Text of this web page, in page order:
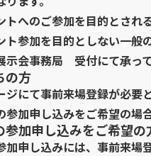
へのご参加を目的とさ
ト参加を目的としない一
示会事務局 受付にて承っ
の方
にて事前来場登録が必要
参加申し込みをご希望の場
加申し込みをご希望の
申し込みには、事前来場